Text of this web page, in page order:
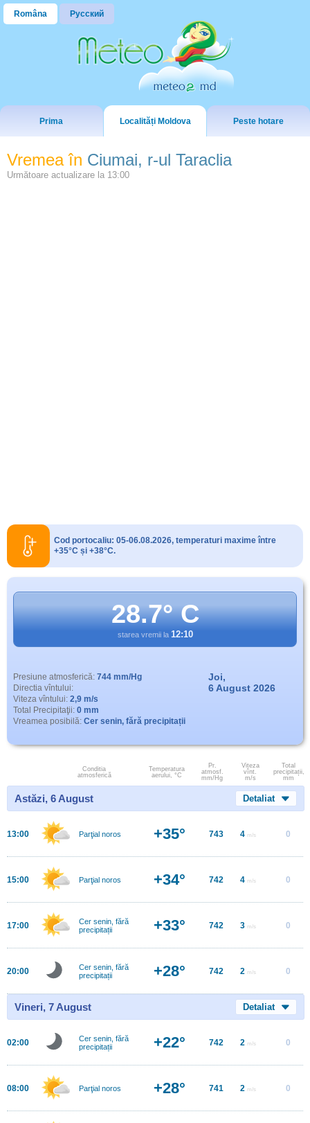
Româna Русский
Prima Localități Moldova Peste hotare
Vremea în Ciumai, r-ul Taraclia
Următoare actualizare la 13:00
Cod portocaliu: 05-06.08.2026, temperaturi maxime între
+35°C și +38°C.
28.7° C
starea vremii la 12:10
Presiune atmosferică: 744 mm/Hg
Directia vîntului:
Viteza vîntului: 2,9 m/s
Total Precipitaţii: 0 mm
Vreamea posibilă: Cer senin, fără precipitații
Joi,
6 August 2026
Conditia
atmosferică
Temperatura
aerului, °C
Pr.
atmosf.
mm/Hg
Viteza
vînt.
m/s
Total
precipitații,
mm
Astăzi, 6 August Detaliat
13:00 Parţial noros +35° 743 4 m/s 0
15:00 Parţial noros +34° 742 4 m/s 0
17:00
Cer senin, fără
precipitații
+33° 742 3 m/s 0
20:00
Cer senin, fără
precipitații
+28° 742 2 m/s 0
Vineri, 7 August Detaliat
02:00
Cer senin, fără
precipitații
+22° 742 2 m/s 0
08:00 Parţial noros +28° 741 2 m/s 0